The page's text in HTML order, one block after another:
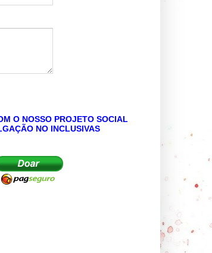
O NOSSO PROJETO SOCIAL
NO INCLUSIVAS